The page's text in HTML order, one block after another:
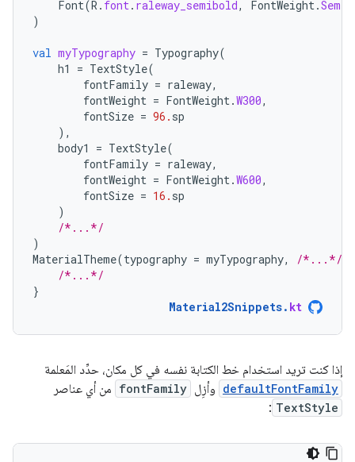
Font(R . font. raleway_semibold, FontWeight.
)
val myTypography = Typography(
h1
= TextStyle(
fontFamily = raleway,
fontWeight = FontWeight.W300,
fontSize = 96. sp
),
body1
= TextStyle(
fontFamily = raleway,
fontWeight = FontWeight.W600,
fontSize = 16. sp
)
/*...*/
)
MaterialTheme(typography = myTypography, /*...*/
/*...*/
}
Material2Snippets. kt
إذا كنت تريد استخدام خط الكتابة نفسه في كل مكان، حدِّد المَعلمة
defaultFontFamily وأزِل fontFamily من أي عناصر
TextStyle
: